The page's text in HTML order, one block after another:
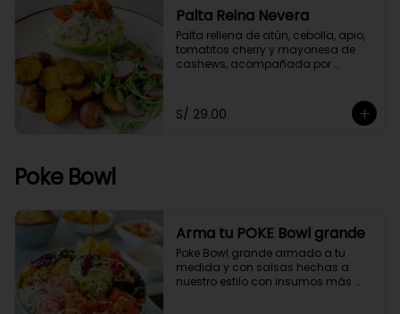
Palta Reina Nevera
Palta rellena de atún, cebolla, apio,
tomatitos cherry y mayonesa de
cashews, acompañada por
arúgula.
S/ 29.00
Poke Bowl
Arma tu POKE Bowl grande
Poke Bowl grande armado a tu
medida y con salsas hechas a
nuestro estilo con insumos más